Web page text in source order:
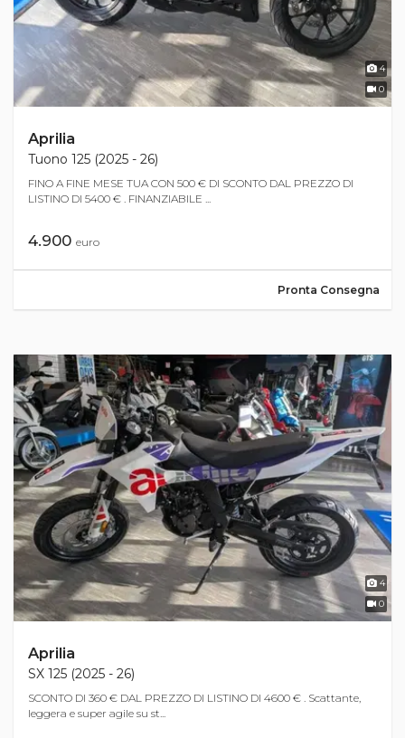
4
0
Aprilia
Tuono 125 (2025 - 26)
FINO A FINE MESE TUA CON 500 € DI SCONTO DAL PREZZO DI
LISTINO DI 5400 € . FINANZIABILE ...
4.900 euro
Pronta Consegna
4
0
Aprilia
SX 125 (2025 - 26)
SCONTO DI 360 € DAL PREZZO DI LISTINO DI 4600 € . Scattante,
leggera e super agile su st...